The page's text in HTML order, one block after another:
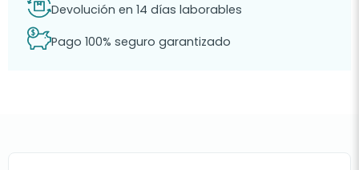
Devolución en 14 días laborables
Pago 100% seguro garantizado